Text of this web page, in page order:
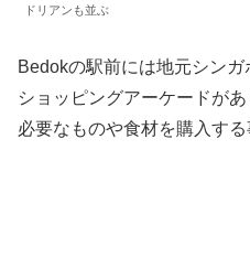
ドリアンも並ぶ
Bedokの駅前には地元シン
ショッピングアーケードが
必要なものや食材を購入する